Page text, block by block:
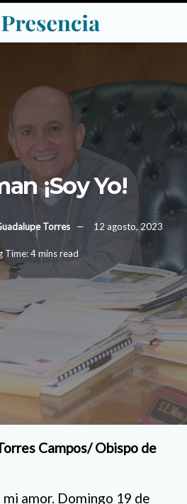
¡Soy Yo!
Torres 12 agosto, 2023
Time: 4 mins read
Campos/ Obispo de
amor. Domingo 19 de